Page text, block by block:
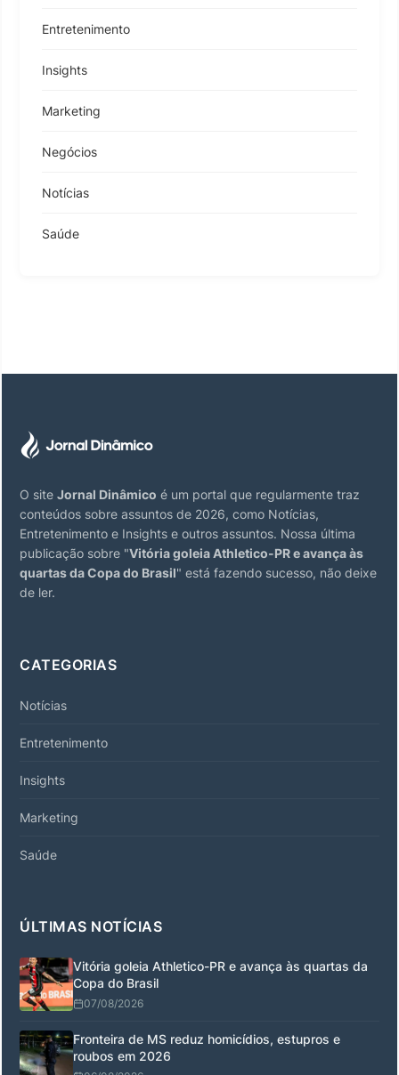
Entretenimento
Insights
Marketing
Negócios
Notícias
Saúde
O site Jornal Dinâmico é um portal que regularmente traz
conteúdos sobre assuntos de 2026, como Notícias,
Entretenimento e Insights e outros assuntos. Nossa última
publicação sobre "Vitória goleia Athletico-PR e avança às
quartas da Copa do Brasil" está fazendo sucesso, não deixe
de ler.
CATEGORIAS
Notícias
Entretenimento
Insights
Marketing
Saúde
ÚLTIMAS NOTÍCIAS
Vitória goleia Athletico-PR e avança às quartas da
Copa do Brasil
07/08/2026
Fronteira de MS reduz homicídios, estupros e
roubos em 2026